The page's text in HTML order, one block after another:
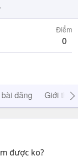
Điểm
0
đăng Giới thiệu
được ko?